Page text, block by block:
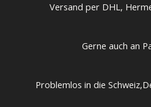
Versand per DHL,
Gerne auch an
Problemlos in die